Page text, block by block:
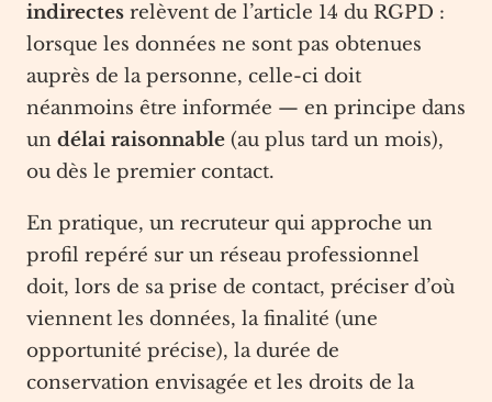
indirectes relèvent de l’article 14 du RGPD :
lorsque les données ne sont pas obtenues
auprès de la personne, celle-ci doit
néanmoins être informée — en principe dans
un délai raisonnable (au plus tard un mois),
ou dès le premier contact.
En pratique, un recruteur qui approche un
profil repéré sur un réseau professionnel
doit, lors de sa prise de contact, préciser d’où
viennent les données, la finalité (une
opportunité précise), la durée de
conservation envisagée et les droits de la